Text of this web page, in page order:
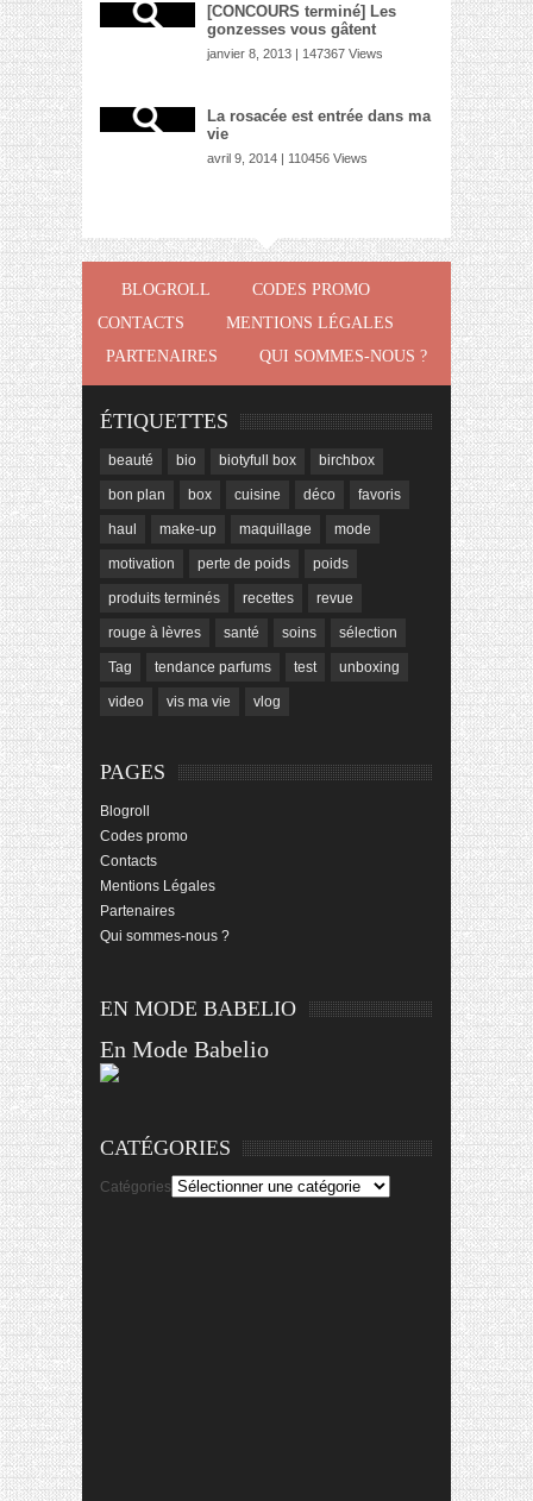
[CONCOURS terminé] Les
gonzesses vous gâtent
janvier 8, 2013 | 147367 Views
La rosacée est entrée dans ma
vie
avril 9, 2014 | 110456 Views
BLOGROLL
CODES PROMO
CONTACTS
MENTIONS LÉGALES
PARTENAIRES
QUI SOMMES-NOUS ?
ÉTIQUETTES
beauté bio biotyfull box birchbox
bon plan box cuisine déco favoris
haul make-up maquillage mode
motivation perte de poids poids
produits terminés recettes revue
rouge à lèvres santé soins sélection
Tag tendance parfums test unboxing
video vis ma vie vlog
PAGES
Blogroll
Codes promo
Contacts
Mentions Légales
Partenaires
Qui sommes-nous ?
EN MODE BABELIO
En Mode Babelio
CATÉGORIES
Catégories